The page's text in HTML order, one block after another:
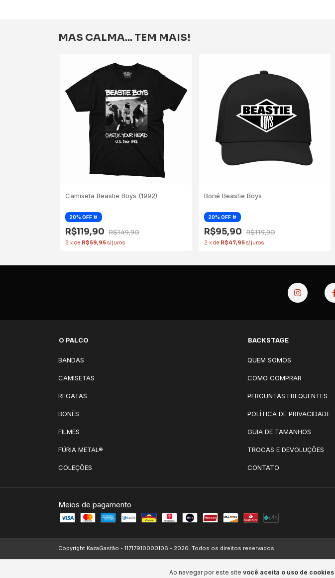
Ao navegar por este site você aceita o uso de cookies
MAS CALMA... TEM MAIS!
Camiseta Beastie Boys (1992)
R$119,90 R$149,90
2 x de R$59,95
Boné Beastie Boys
R$95,90 R$119,90
2 x de R$47,95
O PALCO
BANDAS
CAMISETAS
REGATAS
BONÉS
FILMES
FÚRIA METAL®
COLEÇÕES
BACKSTAGE
QUEM SOMOS
COMO COMPRAR
PERGUNTAS FREQUENTES
POLÍTICA DE PRIVACIDADE
GUIA DE TAMANHOS
TROCAS E DEVOLUÇÕES
CONTATO
Meios de pagamento
Copyright KazaGastão - 11717910000106 - 2026. Todos os direitos reservados.